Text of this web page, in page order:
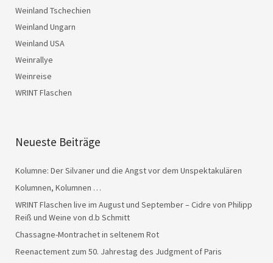
Weinland Tschechien
Weinland Ungarn
Weinland USA
Weinrallye
Weinreise
WRINT Flaschen
Neueste Beiträge
Kolumne: Der Silvaner und die Angst vor dem Unspektakulären
Kolumnen, Kolumnen …
WRINT Flaschen live im August und September – Cidre von Philipp
Reiß und Weine von d.b Schmitt
Chassagne-Montrachet in seltenem Rot
Reenactement zum 50. Jahrestag des Judgment of Paris